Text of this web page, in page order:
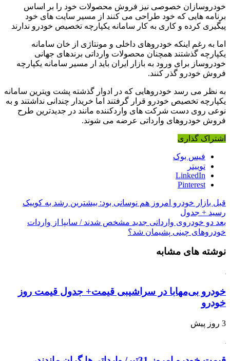
خودروسازان خصوصی نیز فروش محصولات خود را بر اساس
برنامه هایی که خود طراحی می کنند از مسیر سایت های خود
پیگیری کرده و کاری به کار سامانه یکپارچه تخصیص خودرو ندارند
اما به رغم اینکه خودروهای داخلی و مونتاژی از خان سامانه
یکپارچه گذشتند همچنان محصولات وارداتی برندهای جهانی
خودروساز برای ورود به بازار ایران باید ار مسیر سامانه یکپارچه
فروش خودرو گذر کنند.
به نظر می رسد خودروهایی که در ادوار گذشته پشت ویترین سامانه
یکپارچه تخصیص خودرو قرار گرفتند اما خریدار چندانی نداشتند و به
نوعی روی دست شرکت های واردکننده مانند در جدیدترین طرح
فروش خودروهای وارداتی عرضه می شوند.
اشتراک گذاری
فیس بوک
توییتر
LinkedIn
Pinterest
قبل بازار خودرو امروز هم نوسانی بود: بیشترین رشد به کوییک
رسید + جدول
بعد دو خودروی وارداتی جدید مشخص شدند / سایپا از واردات
خودروهای چینی پشیمان شد؟
نوشته های مشابه
خودرو بی‌مهابا در سراشیبی قیمت+ جدول قیمت روز
خودرو
3 روز پیش